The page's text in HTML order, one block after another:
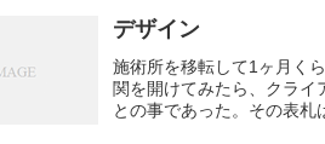
デザイン
施術所を移転して1ヶ月く
関を開けてみたら、クライ
との事であった。その表札